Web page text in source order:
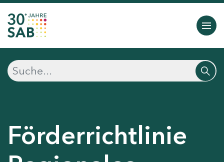
Förderrichtlinie